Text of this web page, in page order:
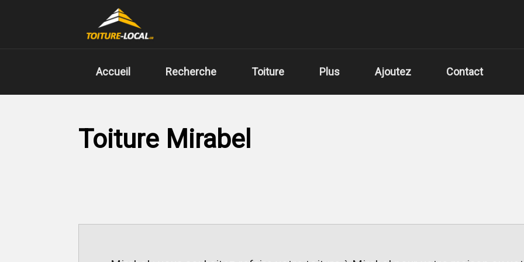
Accueil Recherche Toiture Plus Ajoutez Contact
Toiture Mirabel